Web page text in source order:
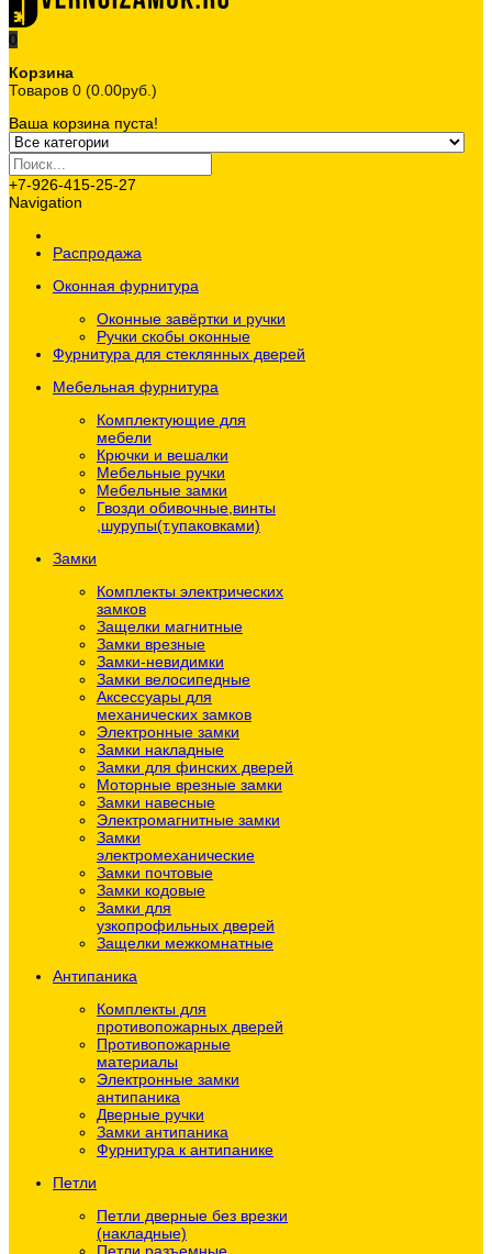
0
Корзина
Товаров 0 (0.00руб.)
Ваша корзина пуста!
+7-926-415-25-27
Navigation
Распродажа
Оконная фурнитура
Оконные завёртки и ручки
Ручки скобы оконные
Фурнитура для стеклянных дверей
Мебельная фурнитура
Комплектующие для
мебели
Крючки и вешалки
Мебельные ручки
Мебельные замки
Гвозди обивочные,винты
,шурупы(т.упаковками)
Замки
Комплекты электрических
замков
Защелки магнитные
Замки врезные
Замки-невидимки
Замки велосипедные
Аксессуары для
механических замков
Электронные замки
Замки накладные
Замки для финских дверей
Моторные врезные замки
Замки навесные
Электромагнитные замки
Замки
электромеханические
Замки почтовые
Замки кодовые
Замки для
узкопрофильных дверей
Защелки межкомнатные
Антипаника
Комплекты для
противопожарных дверей
Противопожарные
материалы
Электронные замки
антипаника
Дверные ручки
Замки антипаника
Фурнитура к антипанике
Петли
Петли дверные без врезки
(накладные)